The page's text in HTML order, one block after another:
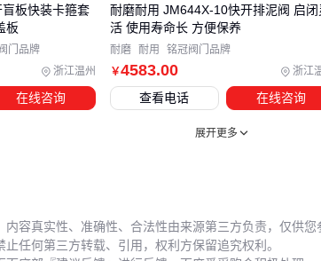
实验室场景优先选
这些配套投入看似增
的早期失效。下次采
评估。
洁不足和预紧力控制
浙江温州
板快装卡箍套
板
门品牌
在线咨询
￥4583.00 浙江
耐磨耐用 JM644X-10快开排泥阀 启闭
活 使用寿命长 方便保养
耐磨 耐用 铭冠阀门品牌
查看电话 在线咨询
展开更多
容真实性、准确性、合法性由来源第三方负责，仅供您
任何第三方转载、引用，权利方保留追究权利。